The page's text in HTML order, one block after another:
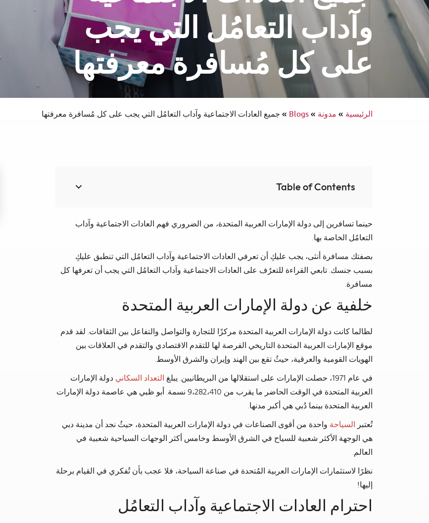
انتركونتيننتال سبا والدورف سفر يسهل الوصول إليه
وآداب التعامُل التي يجب
على كل مُسافرة معرفتها
الرئيسية»مدونة»
Blogs
»جميع العادات الاجتماعية وآداب التعامُل التي يجب على كل مُسافرة معرفتها
Table of Contents
حينما تسافرين إلى دولة الإمارات العربية المتحدة، من الضروري فهم العادات الاجتماعية وآداب
التعامُل الخاصة بها.
بصفتك مسافرة أنثى، يجب عليكِ أن تعرفي العادات الاجتماعية وآداب التعامُل التي تنطبق عليكِ
بسبب جنسك. تابعي القراءة للتعرُف على العادات الاجتماعية وآداب التعامُل التي يجب أن تعرفها كل
مسافرة.
خلفية عن دولة الإمارات العربية المتحدة
لطالما كانت دولة الإمارات العربية المتحدة مركزًا للتجارة والتواصل والتفاعل بين الثقافات. لقد قدم
موقع الإمارات العربية المتحدة التاريخي الفرصة لها للتقدم الاقتصادي والتقدم في العلاقات بين
الهويات القومية والعرقية، حيثُ تقع بين الهند وإيران والشرق الأوسط.
في عام 1971، حصلت الإمارات على استقلالها من البريطانيين. يبلغ
التعداد السكانيدولة الإمارات
العربية المتحدة في الوقت الحاضر ما يقرب من 9،282،410 نسمة. أبو ظبي هي عاصمة دولة الإمارات
العربية المتحدة بينما دُبي هي أكبر مدنها.
تُعتبرالسياحةواحدة من أقوى الصناعات في دولة الإمارات العربية المتحدة، حيثُ نجد أن مدينة دبي
هي الوجهة الأكثر شعبية للسياح في الشرق الأوسط وخامس أكثر الوجهات السياحية شعبية في
العالم.
نظرًا لاستثمارات الإمارات العربية المُتحدة في صناعة السياحة، فلا عجب بأن تُفكري في القيام برحلة
إليها!
احترامالعادات الاجتماعية وآداب التعامُل